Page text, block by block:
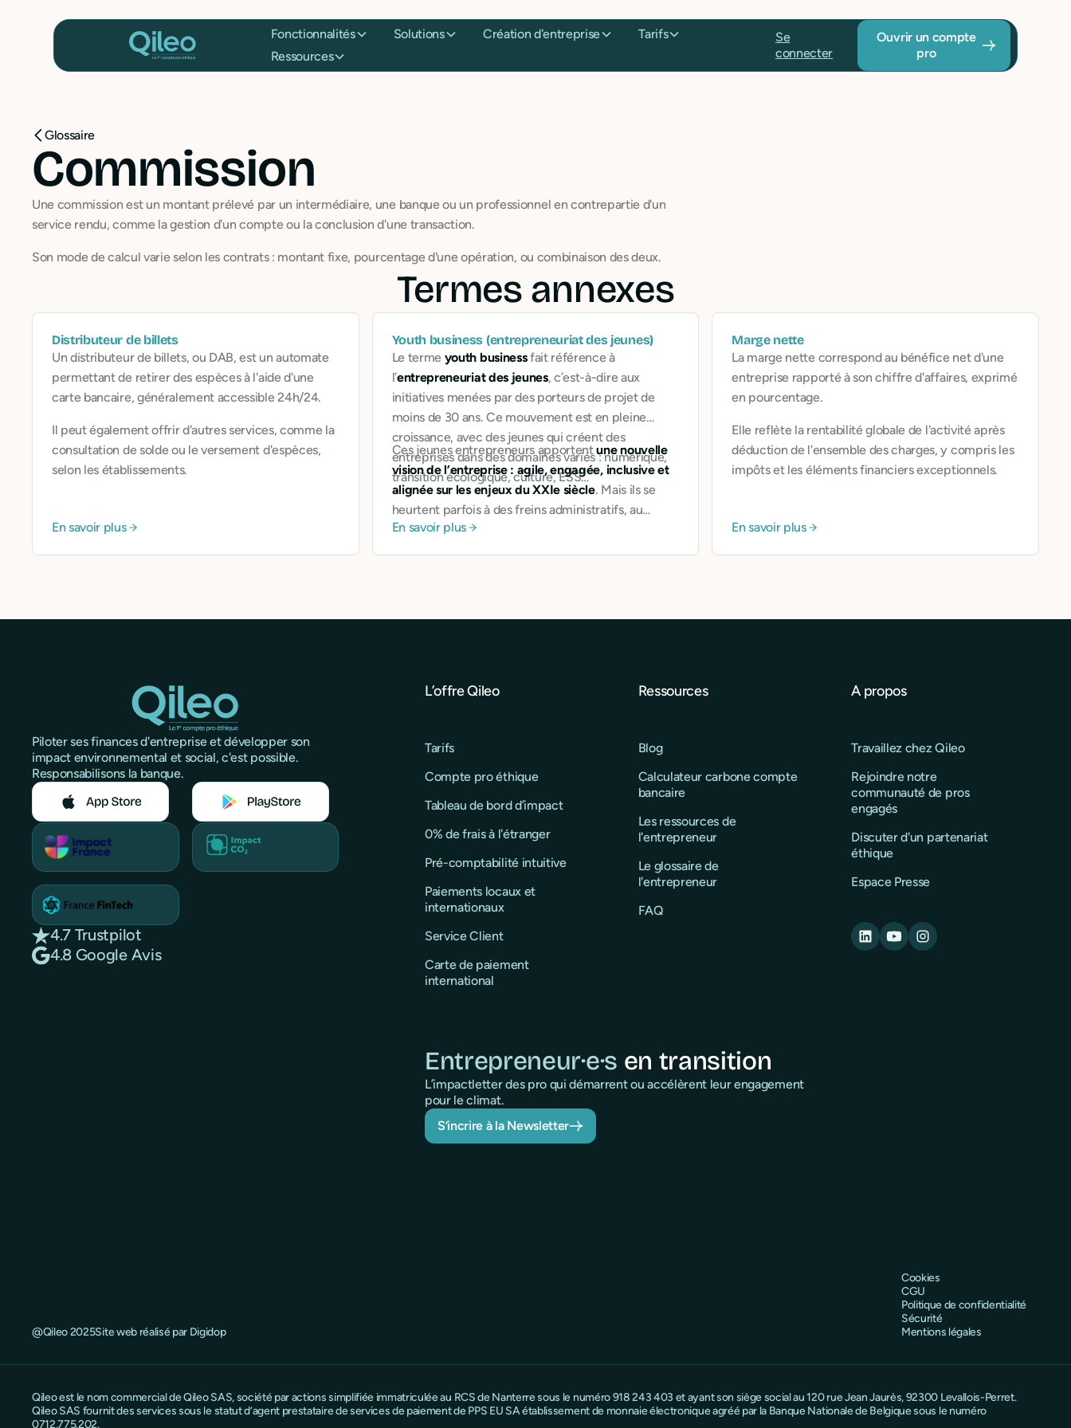
Fonctionnalités Solutions Création d'entreprise
Tarifs
Ressources
Se
connecter
Ouvrir un compte
pro
Glossaire
Commission
Une commission est un montant prélevé par un intermédiaire, une banque ou un professionnel en contrepartie d'un
service rendu, comme la gestion d'un compte ou la conclusion d'une transaction.
Son mode de calcul varie selon les contrats : montant fixe, pourcentage d'une opération, ou combinaison des deux.
Termes annexes
Distributeur de billets
Un distributeur de billets, ou DAB, est un automate
permettant de retirer des espèces à l'aide d'une
carte bancaire, généralement accessible 24h/24.
Il peut également offrir d'autres services, comme la
consultation de solde ou le versement d'espèces,
selon les établissements.
En savoir plus
Youth business (entrepreneuriat des jeunes)
Le terme youth businessfait référence à
l’entrepreneuriat des jeunes, c’est-à-dire aux
initiatives menées par des porteurs de projet de
moins de 30 ans. Ce mouvement est en pleine
croissance, avec des jeunes qui créent des
entreprises dans des domaines variés : numérique,
transition écologique, culture, ESS…
Ces jeunes entrepreneurs apportentune nouvelle
vision de l’entreprise : agile, engagée, inclusive et
alignée sur les enjeux du XXIe siècle. Mais ils se
heurtent parfois à des freins administratifs, au
manque de financement ou à la complexité des
En savoir plus
Marge nette
La marge nette correspond au bénéfice net d'une
entreprise rapporté à son chiffre d'affaires, exprimé
en pourcentage.
Elle reflète la rentabilité globale de l'activité après
déduction de l'ensemble des charges, y compris les
impôts et les éléments financiers exceptionnels.
En savoir plus
Piloter ses finances d'entreprise et développer son
impact environnemental et social, c'est possible.
Responsabilisons la banque.
4.7 Trustpilot
4.8 Google Avis
L’offre Qileo
Tarifs
Compte pro éthique
Tableau de bord d’impact
0% de frais à l'étranger
Pré-comptabilité intuitive
Paiements locaux et
internationaux
Service Client
Carte de paiement
international
Ressources
Blog
Calculateur carbone compte
bancaire
Les ressources de
l'entrepreneur
Le glossaire de
l'entrepreneur
FAQ
A propos
Travaillez chez Qileo
Rejoindre notre
communauté de pros
engagés
Discuter d'un partenariat
éthique
Espace Presse
Entrepreneur·e·s en transition
L’impactletter des pro qui démarrent ou accélèrent leur engagement
pour le climat.
S’incrire à la Newsletter
@Qileo 2025Site web réalisé par Digidop
Cookies
CGU
Politique de confidentialité
Sécurité
Mentions légales
Qileo est le nom commercial de Qileo SAS, société par actions simplifiée immatriculée au RCS de Nanterre sous le numéro 918 243 403 et ayant son siège social au 120 rue Jean Jaurès, 92300 Levallois-Perret.
Qileo SAS fournit des services sous le statut d’agent prestataire de services de paiement de PPS EU SA établissement de monnaie électronique agréé par la Banque Nationale de Belgique sous le numéro
0712.775.202.